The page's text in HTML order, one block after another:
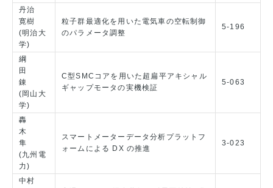
丹治
寛樹
(明治大
学)
粒子群最適化を用いた電気車の空転制御
のパラメータ調整
5-196
綱
田
錬
(岡山大
学)
C型SMCコアを用いた超扁平アキシャル
ギャップモータの実機検証
5-063
轟
木
隼
(九州電
力)
スマートメーターデータ分析プラットフ
ォームによる DX の推進
3-023
中村